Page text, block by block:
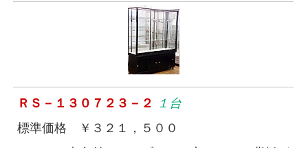
ＲＳ－１３０７２３－２ １台
標準価格 ￥３２１，５００